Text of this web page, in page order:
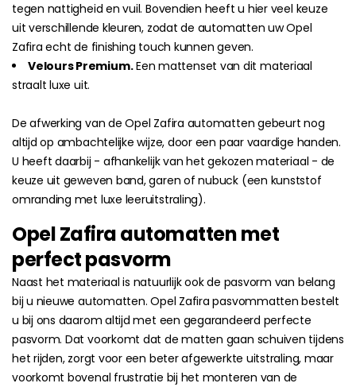
tegen nattigheid en vuil. Bovendien heeft u hier veel keuze
uit verschillende kleuren, zodat de automatten uw Opel
Zafira echt de finishing touch kunnen geven.
Velours Premium.Een mattenset van dit materiaal
straalt luxe uit.
De afwerking van de Opel Zafira automatten gebeurt nog
altijd op ambachtelijke wijze, door een paar vaardige handen.
U heeft daarbij - afhankelijk van het gekozen materiaal - de
keuze uit geweven band, garen of nubuck (een kunststof
omranding met luxe leeruitstraling).
Opel Zafira automatten met
perfect pasvorm
Naast het materiaal is natuurlijk ook de pasvorm van belang
bij u nieuwe automatten. Opel Zafira pasvommatten bestelt
u bij ons daarom altijd met een gegarandeerd perfecte
pasvorm. Dat voorkomt dat de matten gaan schuiven tijdens
het rijden, zorgt voor een beter afgewerkte uitstraling, maar
voorkomt bovenal frustratie bij het monteren van de